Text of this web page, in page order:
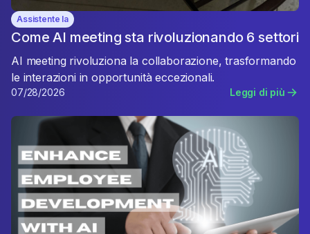
Assistente Ia
Come AI meeting sta rivoluzionando 6 settori
AI meeting rivoluziona la collaborazione, trasformando
le interazioni in opportunità eccezionali.
07/28/2026 Leggi di più